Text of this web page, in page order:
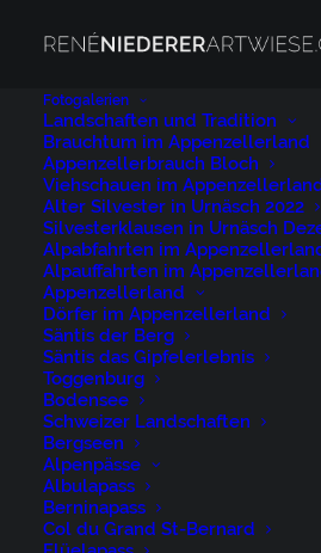
Fotogalerien
Landschaften und Tradition
Brauchtum im Appenzellerland
Appenzellerbrauch Bloch
Viehschauen im
Alter Silvester in Urnäsch 2022
Silvesterklausen in Urnäsch
Alpabfahrten im
Alpauffahrten im
Appenzellerland
Dörfer im Appenzellerland
Säntis der Berg
Säntis das Gipfelerlebnis
Toggenburg
Bodensee
Schweizer Landschaften
Bergseen
Alpenpässe
Albulapass
Berninapass
Col du Grand St-Bernard
Appenzellerland
Home
Appenzellerland
Urnäsch
29. NOVEMBER 2022